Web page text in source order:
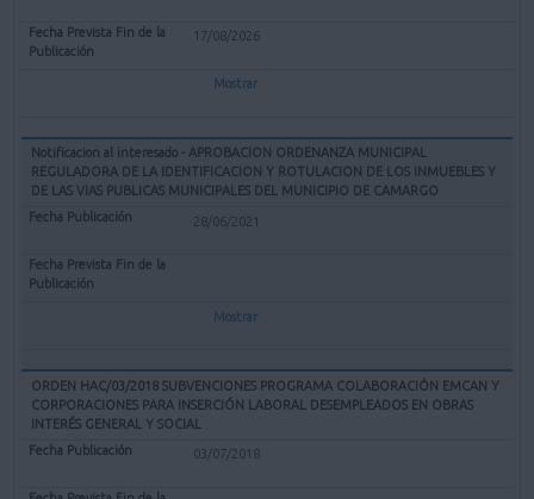
17/08/2026
Mostrar
Notificacion al interesado - APROBACION ORDENANZA MUNICIPAL
REGULADORA DE LA IDENTIFICACION Y ROTULACION DE LOS INMUEBLES Y
DE LAS VIAS PUBLICAS MUNICIPALES DEL MUNICIPIO DE CAMARGO
28/06/2021
Mostrar
ORDEN HAC/03/2018 SUBVENCIONES PROGRAMA COLABORACIÓN EMCAN Y
CORPORACIONES PARA INSERCIÓN LABORAL DESEMPLEADOS EN OBRAS
INTERÉS GENERAL Y SOCIAL
03/07/2018